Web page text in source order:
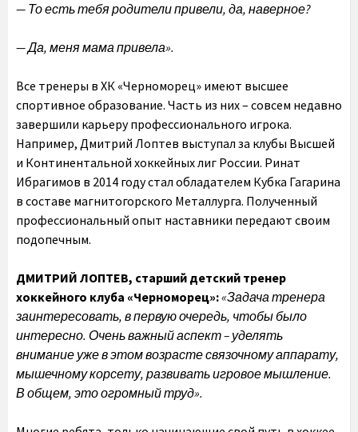
— То есть тебя родители привели, да, наверное?
— Да, меня мама привела».
Все тренеры в ХК «Черноморец» имеют высшее
спортивное образование. Часть из них – совсем недавно
завершили карьеру профессионального игрока.
Например, Дмитрий Лоптев выступал за клубы Высшей
и Континентальной хоккейных лиг России. Ринат
Ибрагимов в 2014 году стал обладателем Кубка Гагарина
в составе магнитогорского Металлурга. Полученный
профессиональный опыт наставники передают своим
подопечным.
ДМИТРИЙ ЛОПТЕВ, старший детский тренер
хоккейного клуба «Черноморец»:«Задача тренера
заинтересовать, в первую очередь, чтобы было
интересно. Очень важный аспект – уделять
внимание уже в этом возрасте связочному аппарату,
мышечному корсету, развивать игровое мышление.
В общем, это огромный труд».